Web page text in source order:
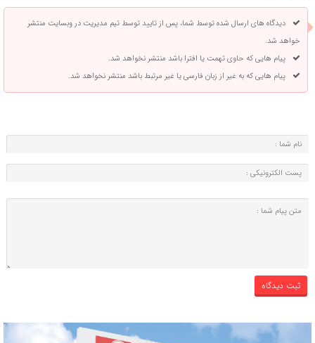
دیدگاه های ارسال شده توسط شما، پس از تایید توسط تیم مدیریت در وبسایت منتشر
خواهد شد.
پیام هایی که حاوی تهمت یا افترا باشد منتشر نخواهد شد.
پیام هایی که به غیر از زبان فارسی یا غیر مرتبط باشد منتشر نخواهد شد.